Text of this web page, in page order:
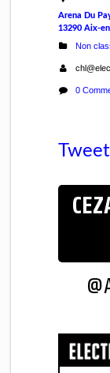
Arena Du
13290 Aix-
Non
0
Tweet